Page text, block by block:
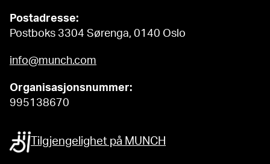
Postadresse:
Postboks 3304 Sørenga, 0140 Oslo
info@munch.com
Organisasjonsnummer:
995138670
Tilgjengelighet på MUNCH